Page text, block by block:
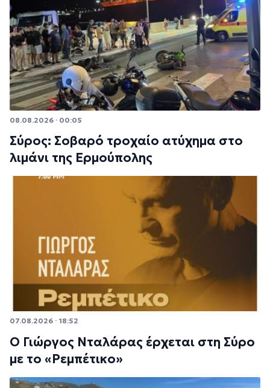
08.08.2026 · 00:05
Σύρος: Σοβαρό τροχαίο ατύχημα στο
λιμάνι της Ερμούπολης
07.08.2026 · 18:52
Ο Γιώργος Νταλάρας έρχεται στη Σύρο
με το «Ρεμπέτικο»